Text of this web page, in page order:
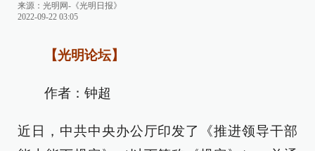
来源： 光明网-《光明日报》
2022-09-22 03:05
【光明论坛】
作者：钟超
近日，中共中央办公厅印发了《推进领导干部